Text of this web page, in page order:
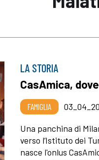
LA STORIA
CasAmica,
FAMIGLIA
Una panchina di
verso l’Istituto dei
nasce l'onlus